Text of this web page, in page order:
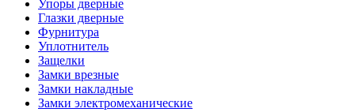
Упоры дверные
Глазки дверные
Фурнитура
Уплотнитель
Защелки
Замки врезные
Замки накладные
Замки электромеханические